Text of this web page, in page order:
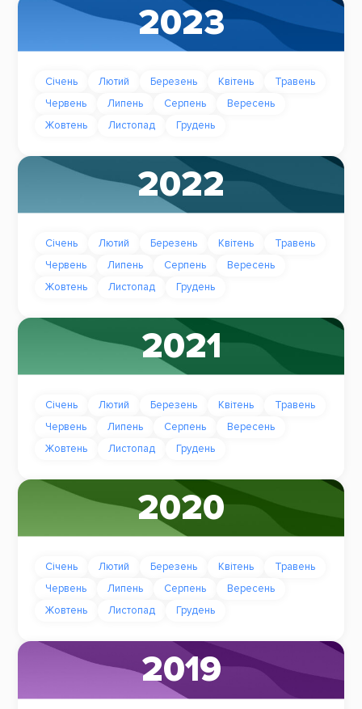
2023
Січень Лютий Березень Квітень
Травень
Червень
Липень Серпень
Вересень
Жовтень
Листопад Грудень
2022
Січень Лютий Березень Квітень
Травень
Червень
Липень Серпень
Вересень
Жовтень
Листопад Грудень
2021
Січень Лютий Березень Квітень
Травень
Червень
Липень Серпень
Вересень
Жовтень
Листопад Грудень
2020
Січень Лютий Березень Квітень
Травень
Червень
Липень Серпень
Вересень
Жовтень
Листопад Грудень
2019